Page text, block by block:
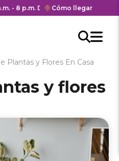
apertura y cierre del
- 8 p.m. Dom y Fes 11 a.m. - 7 p.m.
Enlace
redirección
Maps
centro
comercial.
Cómo llegar
form
Buscar
Plantas y Flores En Casa
y flores